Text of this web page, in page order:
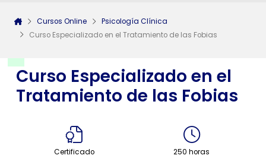
Curso Especializado en el
Tratamiento de las Fobias
Certificado 250 horas
Cursos Online
Psicología Clínica
Curso Especializado en el Tratamiento de las Fobias